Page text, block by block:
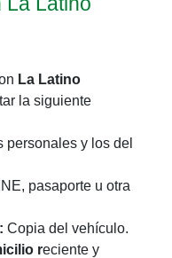
La Latino
la siguiente
personales y los del
INE, pasaporte u otra
Copia del vehículo.
reciente y